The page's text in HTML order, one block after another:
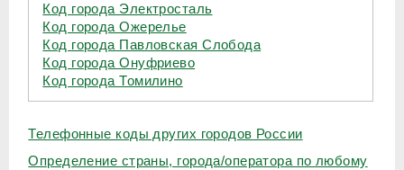
Код города Электросталь
Код города Ожерелье
Код города Павловская Слобода
Код города Онуфриево
Код города Томилино
Телефонные коды других городов России
Определение страны, города/оператора по любому